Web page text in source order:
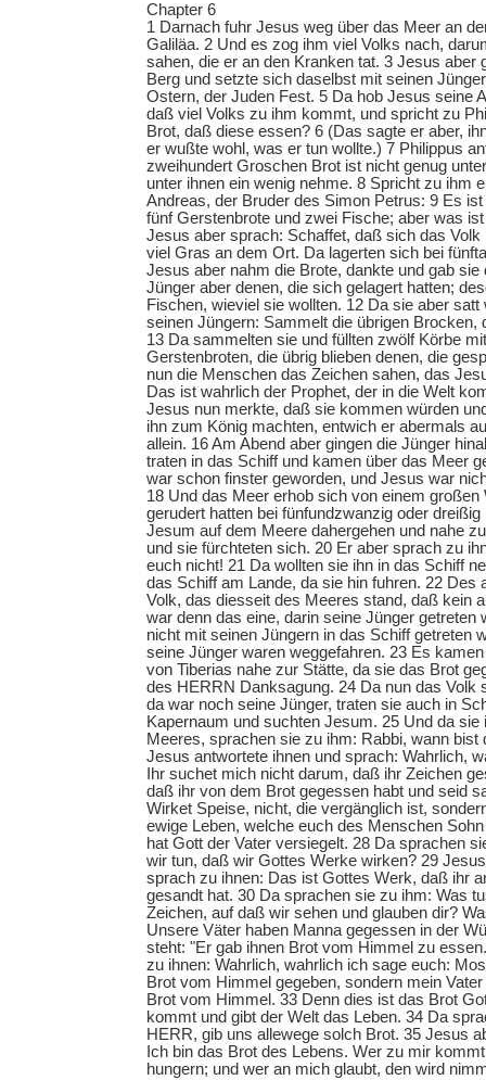
Chapter 6
1 Darnach fuhr Jesus weg über das Meer an
Galiläa. 2 Und es zog ihm viel Volks nach,
sahen, die er an den Kranken tat. 3 Jesus aber
Berg und setzte sich daselbst mit seinen
Ostern, der Juden Fest. 5 Da hob Jesus seine
daß viel Volks zu ihm kommt, und spricht zu
Brot, daß diese essen? 6 (Das sagte er aber,
er wußte wohl, was er tun wollte.) 7 Philippus
zweihundert Groschen Brot ist nicht genug
unter ihnen ein wenig nehme. 8 Spricht zu ihm
Andreas, der Bruder des Simon Petrus: 9 Es
fünf Gerstenbrote und zwei Fische; aber was
Jesus aber sprach: Schaffet, daß sich das Volk
viel Gras an dem Ort. Da lagerten sich bei
Jesus aber nahm die Brote, dankte und gab sie
Jünger aber denen, die sich gelagert hatten;
Fischen, wieviel sie wollten. 12 Da sie aber
seinen Jüngern: Sammelt die übrigen
13 Da sammelten sie und füllten zwölf Körbe
Gerstenbroten, die übrig blieben denen, die
nun die Menschen das Zeichen sahen, das
Das ist wahrlich der Prophet, der in die Welt
Jesus nun merkte, daß sie kommen würden
ihn zum König machten, entwich er abermals
allein. 16 Am Abend aber gingen die Jünger
traten in das Schiff und kamen über das Meer
war schon finster geworden, und Jesus war
18 Und das Meer erhob sich von einem großen
gerudert hatten bei fünfundzwanzig oder
Jesum auf dem Meere dahergehen und nahe
und sie fürchteten sich. 20 Er aber sprach zu
euch nicht! 21 Da wollten sie ihn in das Schiff
das Schiff am Lande, da sie hin fuhren. 22 Des
Volk, das diesseit des Meeres stand, daß kein
war denn das eine, darin seine Jünger getreten
nicht mit seinen Jüngern in das Schiff getreten
seine Jünger waren weggefahren. 23 Es
von Tiberias nahe zur Stätte, da sie das Brot
des HERRN Danksagung. 24 Da nun das Volk
da war noch seine Jünger, traten sie auch in
Kapernaum und suchten Jesum. 25 Und da sie
Meeres, sprachen sie zu ihm: Rabbi, wann bist
Jesus antwortete ihnen und sprach: Wahrlich,
Ihr suchet mich nicht darum, daß ihr Zeichen
daß ihr von dem Brot gegessen habt und seid
Wirket Speise, nicht, die vergänglich ist,
ewige Leben, welche euch des Menschen
hat Gott der Vater versiegelt. 28 Da sprachen
wir tun, daß wir Gottes Werke wirken? 29
sprach zu ihnen: Das ist Gottes Werk, daß ihr
gesandt hat. 30 Da sprachen sie zu ihm: Was
Zeichen, auf daß wir sehen und glauben dir?
Unsere Väter haben Manna gegessen in der
steht: "Er gab ihnen Brot vom Himmel zu
zu ihnen: Wahrlich, wahrlich ich sage euch:
Brot vom Himmel gegeben, sondern mein
Brot vom Himmel. 33 Denn dies ist das Brot
kommt und gibt der Welt das Leben. 34 Da
HERR, gib uns allewege solch Brot. 35 Jesus
Ich bin das Brot des Lebens. Wer zu mir
hungern; und wer an mich glaubt, den wird